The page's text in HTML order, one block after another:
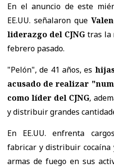
En el anuncio de este
EE.UU. señalaron que
liderazgo del CJNGtras la
febrero pasado.
"Pelón", de 41 años, es
acusado de realizar
como líder del CJNG,
y distribuir grandes
En EE.UU. enfrenta
fabricar y distribuir cocaína
armas de fuego en sus